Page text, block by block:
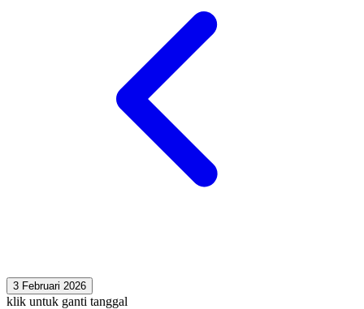
3 Februari 2026
klik untuk ganti tanggal